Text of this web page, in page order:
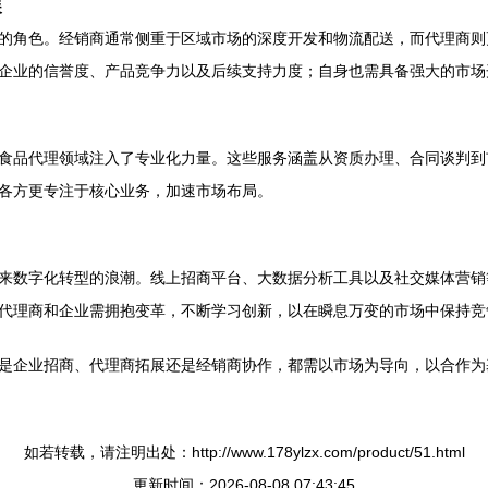
角色。经销商通常侧重于区域市场的深度开发和物流配送，而代理商
业的信誉度、产品竞争力以及后续支持力度；自身也需具备强大的市
品代理领域注入了专业化力量。这些服务涵盖从资质办理、合同谈判
更专注于核心业务，加速市场布局。
数字化转型的浪潮。线上招商平台、大数据分析工具以及社交媒体营
理商和企业需拥抱变革，不断学习创新，以在瞬息万变的市场中保持
企业招商、代理商拓展还是经销商协作，都需以市场为导向，以合作
如若转载，请注明出处：http://www.178ylzx.com/product/51.html